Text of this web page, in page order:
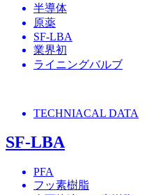
半導体
原薬
SF-LBA
業界初
ライニングバルブ
TECHNIACAL DATA
SF-LBA
PFA
フッ素樹脂